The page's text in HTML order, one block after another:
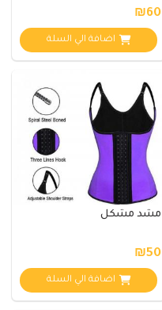
₪60
اضافة الي السلة
مشد مشكل
₪50
اضافة الي السلة